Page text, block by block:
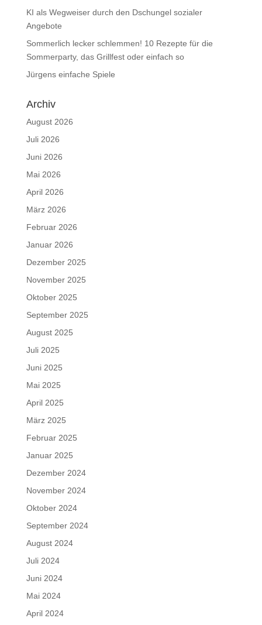
KI als Wegweiser durch den Dschungel sozialer
Angebote
Sommerlich lecker schlemmen! 10 Rezepte für die
Sommerparty, das Grillfest oder einfach so
Jürgens einfache Spiele
Archiv
August 2026
Juli 2026
Juni 2026
Mai 2026
April 2026
März 2026
Februar 2026
Januar 2026
Dezember 2025
November 2025
Oktober 2025
September 2025
August 2025
Juli 2025
Juni 2025
Mai 2025
April 2025
März 2025
Februar 2025
Januar 2025
Dezember 2024
November 2024
Oktober 2024
September 2024
August 2024
Juli 2024
Juni 2024
Mai 2024
April 2024